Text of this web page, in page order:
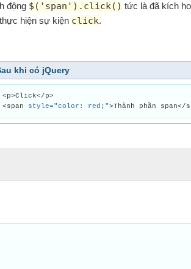
động $('span').click() tức là đã kích
hiện sự kiện click.
khi có jQuery
<p>Click</p>
<span style="color: red;">Thành phần span</